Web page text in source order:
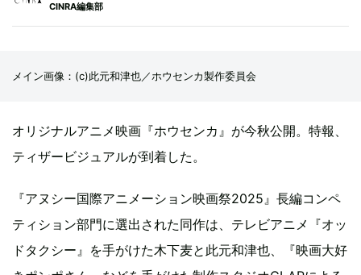
CINRA編集部
メイン画像：(c)此元和津也／ホウセンカ製作委員会
オリジナルアニメ映画『ホウセンカ』が今秋公開。特報、
ティザービジュアルが到着した。
『アヌシー国際アニメーション映画祭2025』長編コンペ
ティション部門に選出された同作は、テレビアニメ『オッ
ドタクシー』を⼿がけた木下麦と此元和津也、『映画⼤好